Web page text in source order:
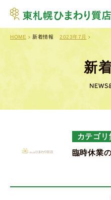
HOME
新着情報
お問
HOME 新着情報 2023年7月
新
カテゴリ
臨時休業